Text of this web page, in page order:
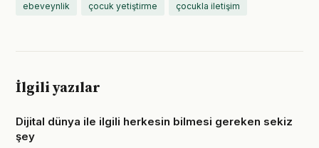
ebeveynlik çocuk yetiştirme çocukla iletişim
İlgili yazılar
Dijital dünya ile ilgili herkesin bilmesi gereken sekiz
şey